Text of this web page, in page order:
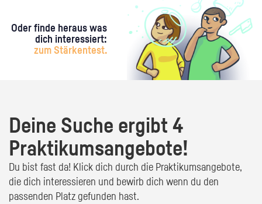
Oder finde heraus was
dich interessiert:
zum Stärkentest.
Deine Suche ergibt 4
Praktikumsangebote!
Du bist fast da! Klick dich durch die Praktikumsangebote,
die dich interessieren und bewirb dich wenn du den
passenden Platz gefunden hast.